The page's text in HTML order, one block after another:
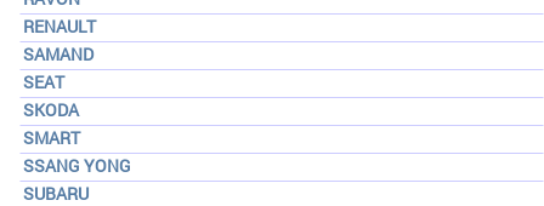
RENAULT
SAMAND
SEAT
SKODA
SMART
SSANG YONG
SUBARU